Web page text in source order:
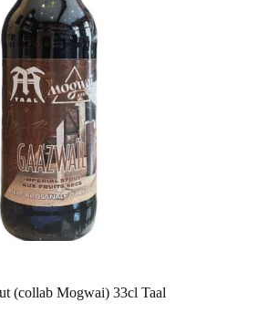
(collab Mogwai) 33cl Taal